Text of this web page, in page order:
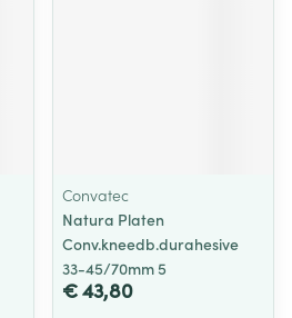
Convatec
Natura Platen
Conv.kneedb.durahesive
33-45/70mm 5
€ 43,80